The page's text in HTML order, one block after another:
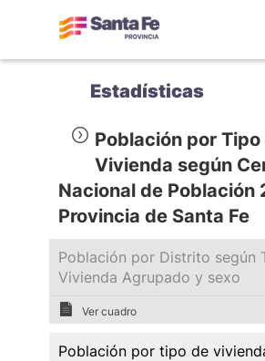
Estadísticas
Población por Tipo
Vivienda según
Nacional de Población
Provincia de Santa Fe
Población por Distrito según
Vivienda Agrupado y sexo
Ver cuadro
Población por tipo de